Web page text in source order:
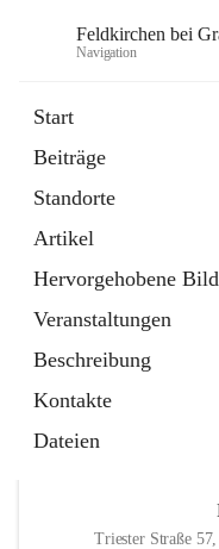
Feldkirchen bei
Navigation
Start
Beiträge
Standorte
Artikel
Hervorgehobene
Veranstaltungen
Beschreibung
Kontakte
Dateien
Externe Webseite
in
Tab
Abfallwirtschaft
Externe Webseite
öffnet
in
neuem
Tab
Triester Straße